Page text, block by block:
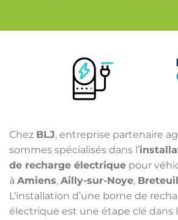
Chez BLJ, entreprise partenaire
sommes spécialisés dans l’
de recharge électrique pour
à Amiens, Ailly-sur-Noye, Breteuil
L’installation d’une borne de
électrique est une étape clé dans